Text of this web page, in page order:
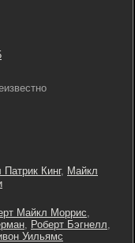
Патрик Кинг, Майкл
Майкл Моррис,
, Роберт Бэгнелл,
Уильямс